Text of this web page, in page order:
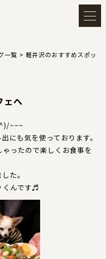
アカウント
を見る
一覧 > 軽井沢のおすすめスポッ
ェへ
~~~
にも気を使っております。
ったので楽しくお食事を
た。
くんです♬